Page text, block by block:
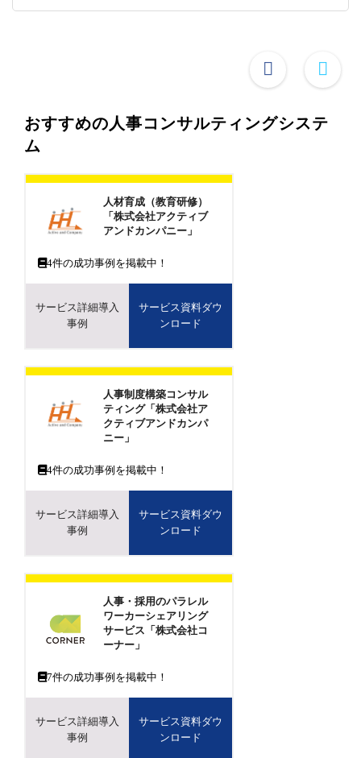
おすすめの人事コンサルティングシステ
ム
人材育成（教育研修）
「株式会社アクティブ
アンドカンパニー」
4件の成功事例を掲載中！
サービス詳細導入
事例
サービス資料ダウ
ンロード
人事制度構築コンサル
ティング「株式会社ア
クティブアンドカンパ
ニー」
4件の成功事例を掲載中！
サービス詳細導入
事例
サービス資料ダウ
ンロード
人事・採用のパラレル
ワーカーシェアリング
サービス「株式会社コ
ーナー」
7件の成功事例を掲載中！
サービス詳細導入
事例
サービス資料ダウ
ンロード